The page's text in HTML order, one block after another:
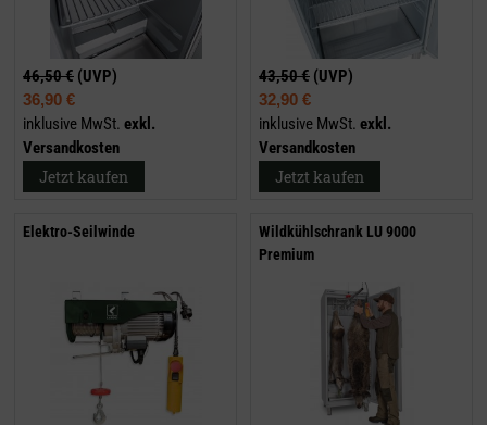
46,50 € (UVP)
36,90 €
inklusive MwSt. exkl.
Versandkosten
Jetzt kaufen
43,50 € (UVP)
32,90 €
inklusive MwSt. exkl.
Versandkosten
Jetzt kaufen
Elektro-Seilwinde
Wildkühlschrank LU 9000
Premium